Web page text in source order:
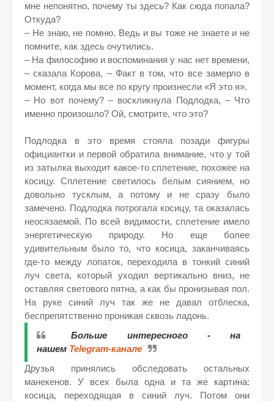
мне непонятно, почему ты здесь? Как сюда попала?
Откуда?
– Не знаю, не помню. Ведь и вы тоже не знаете и не
помните, как здесь очутились.
– На философию и воспоминания у нас нет времени,
– сказала Корова, – Факт в том, что все замерло в
момент, когда мы все по кругу произнесли «Я это я».
– Но вот почему? – воскликнула Подлодка, – Что
именно произошло? Ой, смотрите, что это?
Подлодка в это время стояла позади фигуры
официантки и первой обратила внимание, что у той
из затылка выходит какое-то сплетение, похожее на
косицу. Сплетение светилось белым сиянием, но
довольно тусклым, а потому и не сразу было
замечено. Подлодка потрогала косицу, та оказалась
неосязаемой. По всей видимости, сплетение имело
энергетическую природу. Но еще более
удивительным было то, что косица, заканчиваясь
где-то между лопаток, переходила в тонкий синий
луч света, который уходил вертикально вниз, не
оставляя светового пятна, а как бы пронизывая пол.
На руке синий луч так же не давал отблеска,
беспрепятственно проникая сквозь ладонь.
Больше интересного - на
нашем Telegram-канале
Друзья принялись обследовать остальных
манекенов. У всех была одна и та же картина:
косица, переходящая в синий луч. Потом они